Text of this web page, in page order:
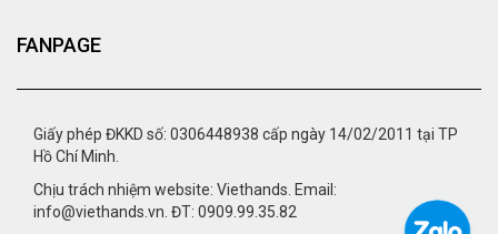
FANPAGE
Giấy phép ĐKKD số: 0306448938 cấp ngày 14/02/2011 tại TP
Hồ Chí Minh.
Chịu trách nhiệm website: Viethands. Email:
info@viethands.vn. ĐT: 0909.99.35.82